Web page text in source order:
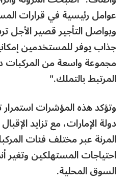
عوامل رئيسية في قرارات
ويواصل التأجير قصير الأجل
جذاب يوفر للمستخدمين
مجموعة واسعة من المركبات
المرتبط بالتملك."
وتؤكد هذه المؤشرات
دولة الإمارات، مع تزايد
المرنة عبر مختلف فئات
احتياجات المستهلكين وتغير
السوق المحلية.